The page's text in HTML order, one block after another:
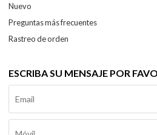
Nuevo
Preguntas más frecuentes
Rastreo de orden
ESCRIBA SU MENSAJE POR